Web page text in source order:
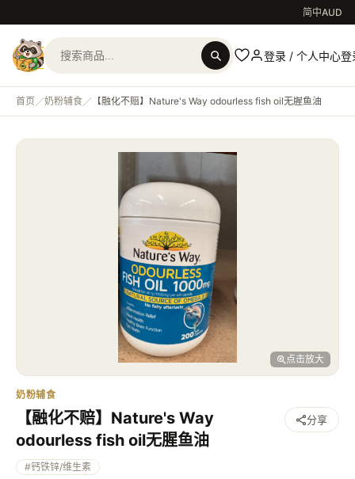
简中AUD
登录 /个人中心登
首页／奶粉辅食／ 【融化不赔】Nature's Way odourless fish oil无腥鱼油
点击放大
奶粉辅食
【融化不赔】Nature's Way
odourless fish oil无腥鱼油
分享
#钙铁锌/维生素